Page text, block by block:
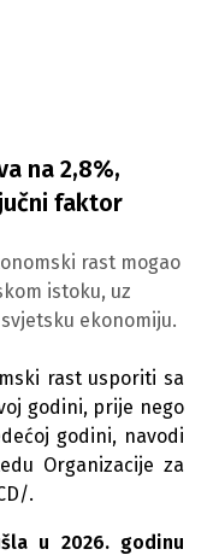
na 2,8%,
faktor
rast mogao
istoku, uz
ekonomiju.
rast usporiti sa
godini, prije nego
godini, navodi
Organizacije za
.
u 2026. godinu